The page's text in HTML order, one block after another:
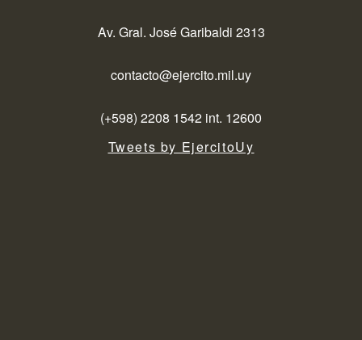
Av. Gral. José Garibaldi 2313
contacto@ejercito.mil.uy
(+598) 2208 1542 int. 12600
Tweets by EjercitoUy